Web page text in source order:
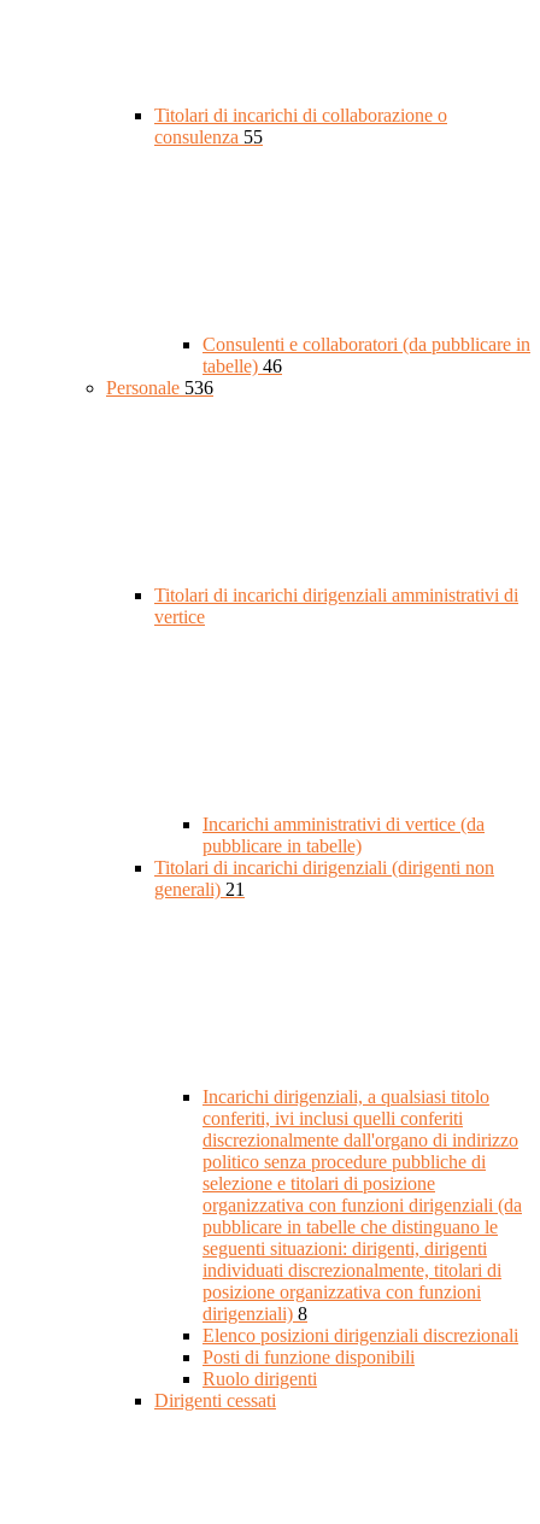
Titolari di incarichi di collaborazione o
consulenza 55
Consulenti e collaboratori (da pubblicare in
tabelle) 46
Personale 536
Titolari di incarichi dirigenziali amministrativi di
vertice
Incarichi amministrativi di vertice (da
pubblicare in tabelle)
Titolari di incarichi dirigenziali (dirigenti non
generali) 21
Incarichi dirigenziali, a qualsiasi titolo
conferiti, ivi inclusi quelli conferiti
discrezionalmente dall'organo di indirizzo
politico senza procedure pubbliche di
selezione e titolari di posizione
organizzativa con funzioni dirigenziali (da
pubblicare in tabelle che distinguano le
seguenti situazioni: dirigenti, dirigenti
individuati discrezionalmente, titolari di
posizione organizzativa con funzioni
dirigenziali) 8
Elenco posizioni dirigenziali discrezionali
Posti di funzione disponibili
Ruolo dirigenti
Dirigenti cessati